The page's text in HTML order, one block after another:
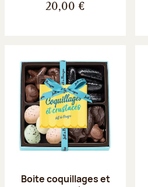
20,00 €
Boite coquillages et